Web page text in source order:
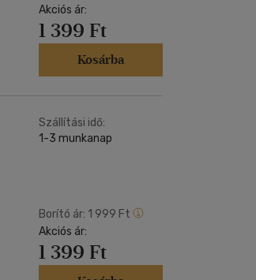
Akciós ár:
1 399 Ft
Kosárba
Szállítási idő:
1-3 munkanap
Borító ár: 1 999 Ft
Akciós ár:
1 399 Ft